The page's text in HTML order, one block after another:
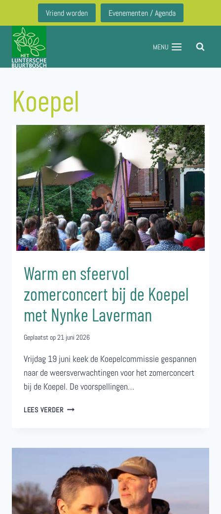
inhoud
Vriend worden Evenementen / Agenda
MENU
Koepel
Warm en sfeervol
zomerconcert bij de Koepel
met Nynke Laverman
Geplaatst op21 juni 2026
Vrijdag 19 juni keek de Koepelcommissie gespannen
naar de weersverwachtingen voor het zomerconcert
bij de Koepel. De voorspellingen…
LEES VERDERWARM
KOEPEL
MET
NYNKE
LAVERMAN